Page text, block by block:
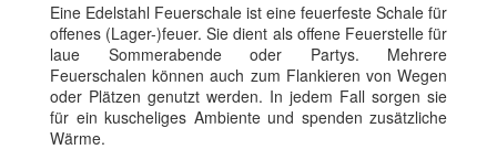
Eine Edelstahl Feuerschale ist eine feuerfeste Schale für
offenes (Lager-)feuer. Sie dient als offene Feuerstelle für
laue Sommerabende oder Partys. Mehrere
Feuerschalen können auch zum Flankieren von Wegen
oder Plätzen genutzt werden. In jedem Fall sorgen sie
für ein kuscheliges Ambiente und spenden zusätzliche
Wärme.